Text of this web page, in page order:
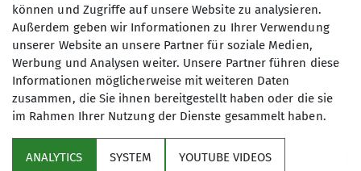
19.02.2023
können und Zugriffe auf unsere Website zu analysieren.
Außerdem geben wir Informationen zu Ihrer Verwendung
unserer Website an unsere Partner für soziale Medien,
Werbung und Analysen weiter. Unsere Partner führen diese
Informationen möglicherweise mit weiteren Daten
zusammen, die Sie ihnen bereitgestellt haben oder die sie
im Rahmen Ihrer Nutzung der Dienste gesammelt haben.
ANALYTICS SYSTEM YOUTUBE VIDEOS